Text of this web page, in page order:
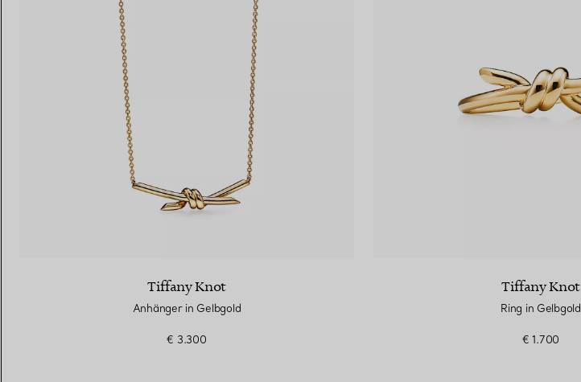
Tiffany Knot
Anhänger in Gelbgold
€ 3.300
Tiffany Knot
Ring in Gelbgold
€ 1.700